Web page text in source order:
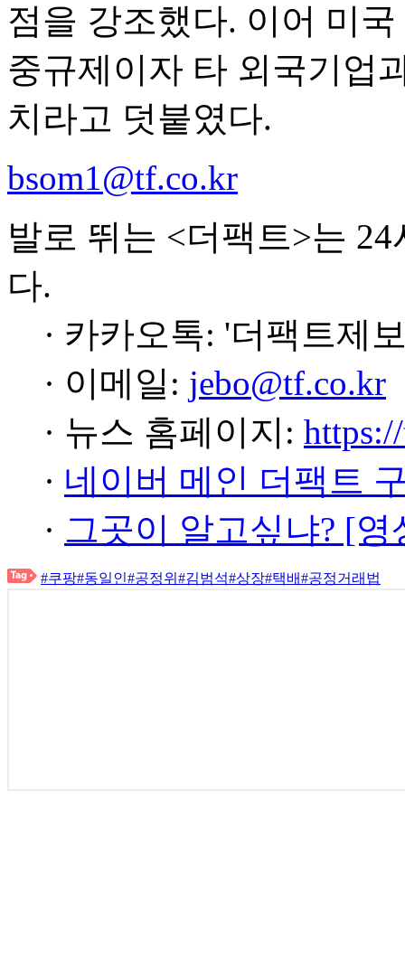
점을 강조했다. 이어 미
중규제이자 타 외국기업
치라고 덧붙였다.
bsom1@tf.co.kr
발로 뛰는 <더팩트>는
다.
· 카카오톡: '더팩트제
· 이메일: jebo@tf.co.kr
· 뉴스 홈페이지:
· 네이버 메인 더팩트
· 그곳이 알고싶냐? [
#쿠팡#동일인#공정위 #김범석#상장#택배#공정거래법